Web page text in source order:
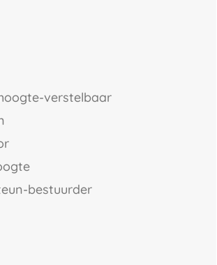
verstelbaar
bestuurder